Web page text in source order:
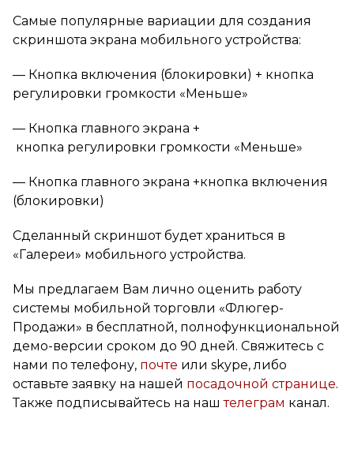
Самые популярные вариации для создания
скриншота экрана мобильного устройства:
— Кнопка включения (блокировки) + кнопка
регулировки громкости «Меньше»
— Кнопка главного экрана +
кнопка регулировки громкости «Меньше»
— Кнопка главного экрана +кнопка включения
(блокировки)
Сделанный скриншот будет храниться в
«Галереи» мобильного устройства.
Мы предлагаем Вам лично оценить работу
системы мобильной торговли «Флюгер-
Продажи» в бесплатной, полнофункциональной
демо-версии сроком до 90 дней. Свяжитесь с
нами по телефону, почте или skype, либо
оставьте заявку на нашей посадочной странице.
Также подписывайтесь на наштелеграм канал.